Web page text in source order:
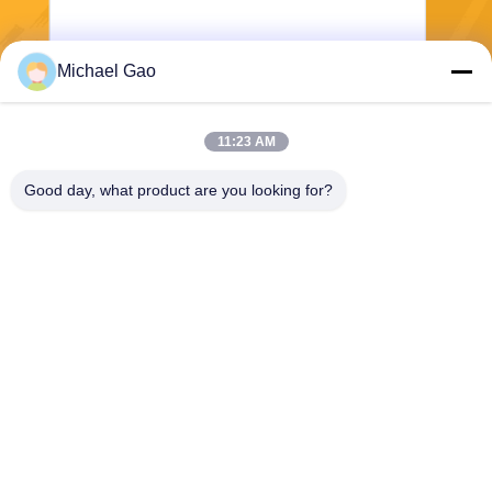
Wysłać
Michael Gao
11:23 AM
Good day, what product are you looking for?